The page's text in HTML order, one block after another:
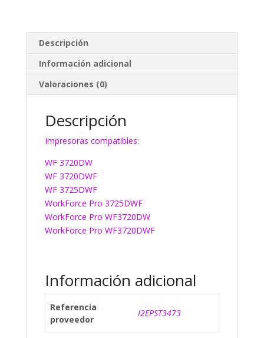
Descripción
Información adicional
Valoraciones (0)
Descripción
Impresoras compatibles:
WF 3720DW
WF 3720DWF
WF 3725DWF
WorkForce Pro 3725DWF
WorkForce Pro WF3720DW
WorkForce Pro WF3720DWF
Información adicional
Referencia
proveedor
I2EPST3473